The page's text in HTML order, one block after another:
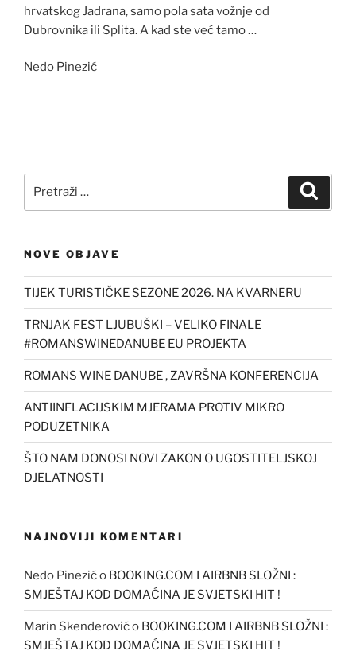
hrvatskog Jadrana, samo pola sata vožnje od
Dubrovnika ili Splita. A kad ste već tamo …
Nedo Pinezić
NOVE OBJAVE
TIJEK TURISTIČKE SEZONE 2026. NA KVARNERU
TRNJAK FEST LJUBUŠKI – VELIKO FINALE
#ROMANSWINEDANUBE EU PROJEKTA
ROMANS WINE DANUBE , ZAVRŠNA KONFERENCIJA
ANTIINFLACIJSKIM MJERAMA PROTIV MIKRO
PODUZETNIKA
ŠTO NAM DONOSI NOVI ZAKON O UGOSTITELJSKOJ
DJELATNOSTI
NAJNOVIJI KOMENTARI
Nedo Pinezićo BOOKING.COM I AIRBNB SLOŽNI :
SMJEŠTAJ KOD DOMAĆINA JE SVJETSKI HIT !
Marin Skenderovićo BOOKING.COM I AIRBNB SLOŽNI :
SMJEŠTAJ KOD DOMAĆINA JE SVJETSKI HIT !